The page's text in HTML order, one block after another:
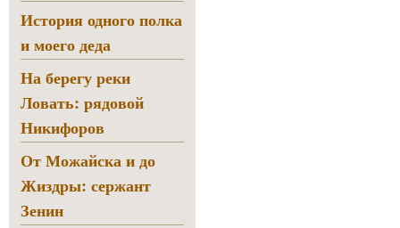
История одного полка
и моего деда
На берегу реки
Ловать: рядовой
Никифоров
От Можайска и до
Жиздры: сержант
Зенин